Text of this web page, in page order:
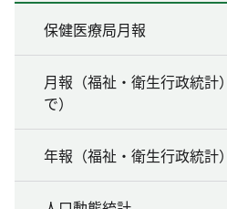
保健医療局月報
月報（福祉・衛生行政統計
で）
年報（福祉・衛生行政統計）